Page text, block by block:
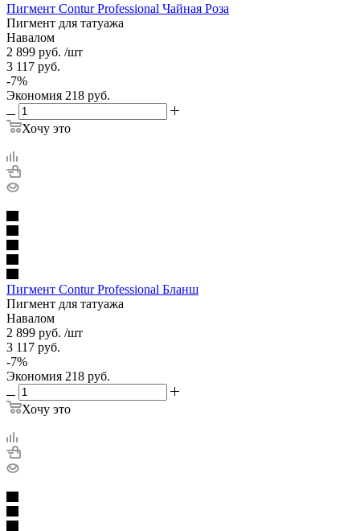
Пигмент Contur Professional Чайная Роза
Пигмент для татуажа
Навалом
2 899 руб. /шт
3 117 руб.
-7%
Экономия 218 руб.
Хочу это
Пигмент Contur Professional Бланш
Пигмент для татуажа
Навалом
2 899 руб. /шт
3 117 руб.
-7%
Экономия 218 руб.
Хочу это